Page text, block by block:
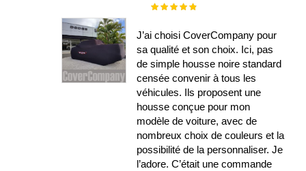
Évaluation :
J’ai choisi CoverCompany pour
sa qualité et son choix. Ici, pas
de simple housse noire standard
censée convenir à tous les
véhicules. Ils proposent une
housse conçue pour mon
modèle de voiture, avec de
nombreux choix de couleurs et la
possibilité de la personnaliser. Je
l’adore. C’était une commande